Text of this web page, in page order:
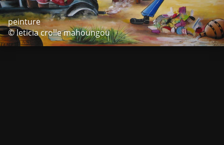
peinture
© leticia crolle mahoungou